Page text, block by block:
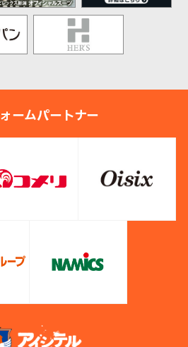
ームパートナー